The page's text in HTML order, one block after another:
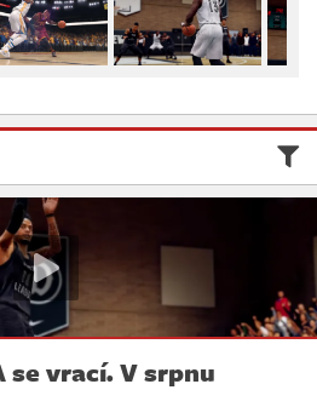
se vrací. V srpnu